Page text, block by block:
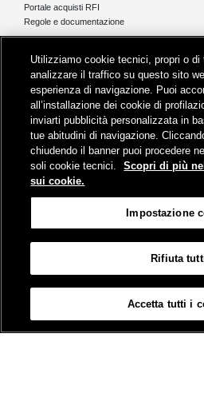
Portale acquisti RFI
Regole e documentazione
Comunicati stampa e news
Novità on line
Infomobilità
Feed - RSS
Protezione dati
Informativa sui Cookies
Utilizziamo cookie tecnici, propri o di
analizzare il traffico su questo sito
esperienza di navigazione. Puoi
all’installazione dei cookie di
inviarti pubblicità personalizzata in
tue abitudini di navigazione.
chiudendo il banner puoi procedere
soli cookie tecnici.
Scopri di più
sui cookie.
Impostazione
Rifiuta
Accetta tutti i